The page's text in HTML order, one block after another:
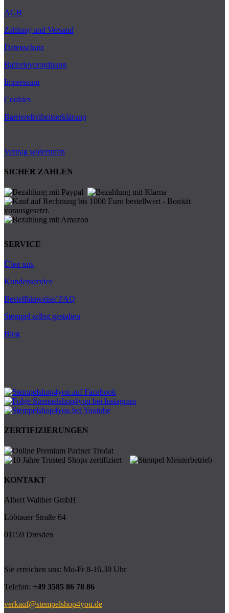
AGB
Zahlung und Versand
Datenschutz
Batterieverordnung
Impressum
Cookies
Barrierefreiheitserklärung
Vertrag widerrufen
SICHER ZAHLEN
SERVICE
Über uns
Kundenservice
Bestellhinweise/ FAQ
Stempel selbst gestalten
Blog
ZERTIFIZIERUNGEN
KONTAKT
Albert Walther GmbH
Löbtauer Straße 64
01159 Dresden
Sie erreichen uns: Mo-Fr 8-16.30 Uhr
Telefon: +49 3585 86 78 86
verkauf@stempelshop4you.de